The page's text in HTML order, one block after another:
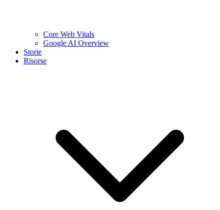
Core Web Vitals
Google AI Overview
Storie
Risorse